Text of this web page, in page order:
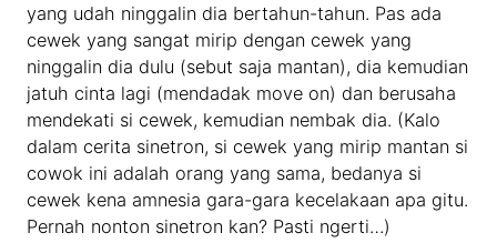
yang udah ninggalin dia bertahun-tahun. Pas ada
cewek yang sangat mirip dengan cewek yang
ninggalin dia dulu (sebut saja mantan), dia kemudian
jatuh cinta lagi (mendadak move on) dan berusaha
mendekati si cewek, kemudian nembak dia. (Kalo
dalam cerita sinetron, si cewek yang mirip mantan si
cowok ini adalah orang yang sama, bedanya si
cewek kena amnesia gara-gara kecelakaan apa gitu.
Pernah nonton sinetron kan? Pasti ngerti…)